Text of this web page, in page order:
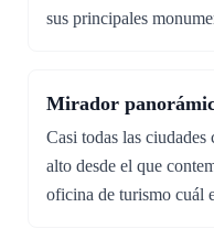
sus principales
Mirador
Casi todas las
alto desde el que
oficina de turismo cuál